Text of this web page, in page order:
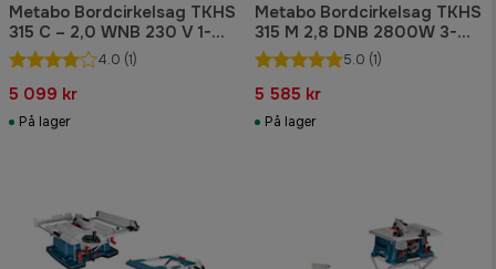
Metabo Bordcirkelsag TKHS
315 C – 2,0 WNB 230 V 1-
fase
4.0 (1)
5 099 kr
På lager
Metabo Bordcirkelsag TKHS
315 M 2,8 DNB 2800W 3-
fase
5.0 (1)
5 585 kr
På lager